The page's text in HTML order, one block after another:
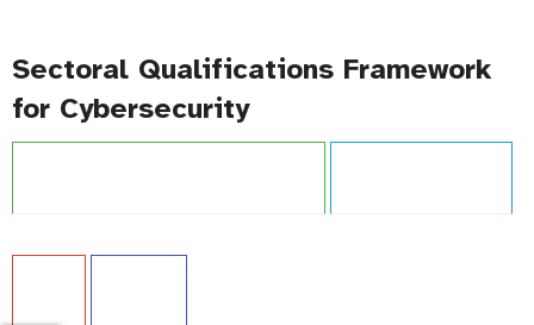
Sectoral Qualifications Framework
for Cybersecurity